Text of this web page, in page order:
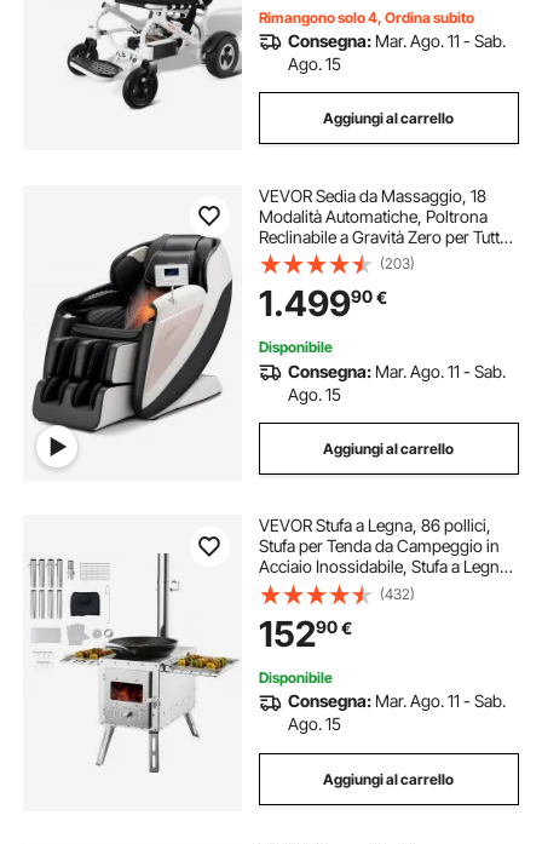
Rimangono solo 4, Ordina subito
Consegna: Mar. Ago. 11 - Sab.
Ago. 15
Aggiungi al carrello
VEVOR Sedia da Massaggio, 18
Modalità Automatiche, Poltrona
Reclinabile a Gravità Zero per Tutto
Corpo con Pista SL, Poltrona
Reclinabile con Massaggio 3D e
Riscaldamento, Rullo per Piedi,
Schermo LCD
(203)
1.49990€
Disponibile
Consegna: Mar. Ago. 11 - Sab.
Ago. 15
Aggiungi al carrello
VEVOR Stufa a Legna, 86 pollici,
Stufa per Tenda da Campeggio in
Acciaio Inossidabile, Stufa a Legna
Portatile con Canna Fumaria e
Guanti, Stufa a Tenda Calda con
Focolare da 3000 pollici³
(432)
15290€
Disponibile
Consegna: Mar. Ago. 11 - Sab.
Ago. 15
Aggiungi al carrello